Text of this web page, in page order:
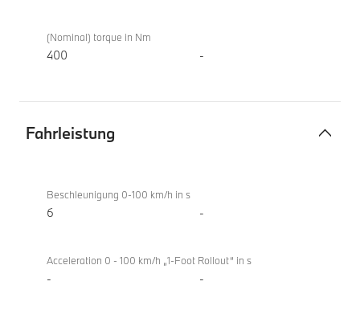
(Nominal) torque in Nm
400 -
Fahrleistung
eDrive40
Berline
Beschleunigung 0-100 km/h in s
6 -
Acceleration 0 - 100 km/h „1-Foot Rollout“ in s
- -